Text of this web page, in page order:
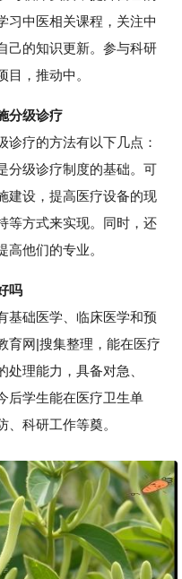
习中医相关课程，关注中
己的知识更新。参与科研
，推动中。
分级诊疗
疗的方法有以下几点：
分级诊疗制度的基础。可
建设，提高医疗设备的现
等方式来实现。同时，还
他们的专业。
吗
础医学、临床医学和预
育网|搜集整理，能在医疗
理能力，具备对急、
后学生能在医疗卫生单
科研工作等奠。